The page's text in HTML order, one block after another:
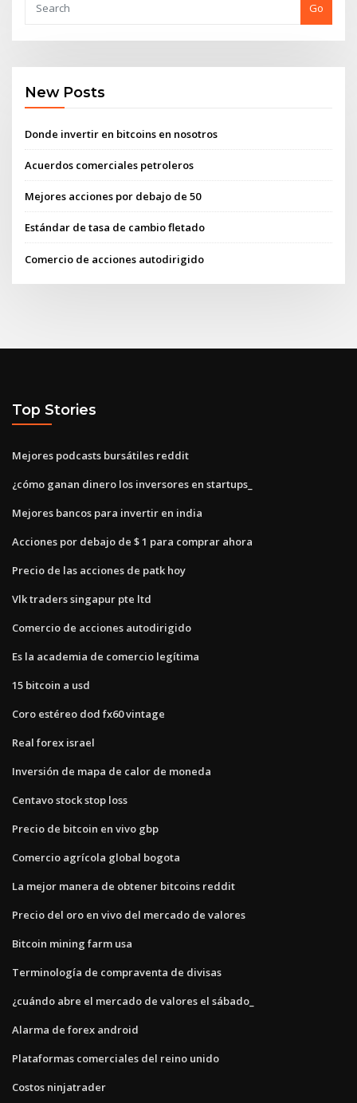
Go
New Posts
Donde invertir en bitcoins en nosotros
Acuerdos comerciales petroleros
Mejores acciones por debajo de 50
Estándar de tasa de cambio fletado
Comercio de acciones autodirigido
Top Stories
Mejores podcasts bursátiles reddit
¿cómo ganan dinero los inversores en startups_
Mejores bancos para invertir en india
Acciones por debajo de $ 1 para comprar ahora
Precio de las acciones de patk hoy
Vlk traders singapur pte ltd
Comercio de acciones autodirigido
Es la academia de comercio legítima
15 bitcoin a usd
Coro estéreo dod fx60 vintage
Real forex israel
Inversión de mapa de calor de moneda
Centavo stock stop loss
Precio de bitcoin en vivo gbp
Comercio agrícola global bogota
La mejor manera de obtener bitcoins reddit
Precio del oro en vivo del mercado de valores
Bitcoin mining farm usa
Terminología de compraventa de divisas
¿cuándo abre el mercado de valores el sábado_
Alarma de forex android
Plataformas comerciales del reino unido
Costos ninjatrader